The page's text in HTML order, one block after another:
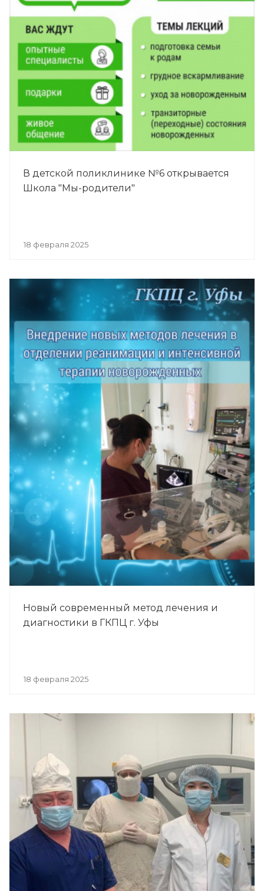
В детской поликлинике №6 открывается
Школа "Мы-родители"
18 февраля 2025
Новый современный метод лечения и
диагностики в ГКПЦ г. Уфы
18 февраля 2025